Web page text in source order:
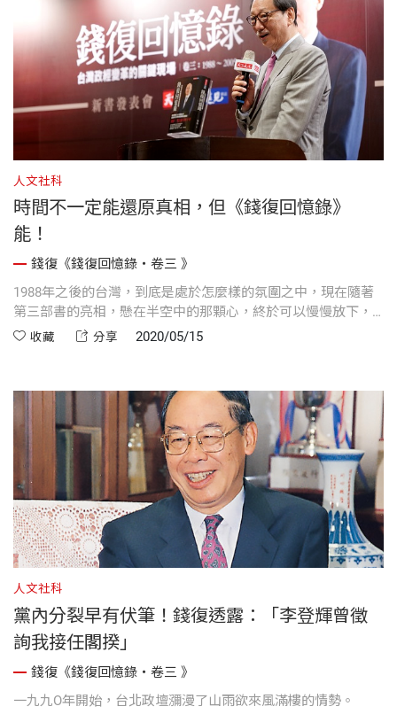
人文社科
時間不一定能還原真相，但《錢復回憶錄》
能！
錢復《錢復回憶錄・卷三 》
1988年之後的台灣，到底是處於怎麼樣的氛圍之中，現在隨著
第三部書的亮相，懸在半空中的那顆心，終於可以慢慢放下，
跟著錢董事長的文字，再一次穿越時空，重回1988年至2005年
收藏 分享 2020/05/15
人文社科
黨內分裂早有伏筆！錢復透露：「李登輝曾徵
詢我接任閣揆」
錢復《錢復回憶錄・卷三 》
一九九O年開始，台北政壇瀰漫了山雨欲來風滿樓的情勢。